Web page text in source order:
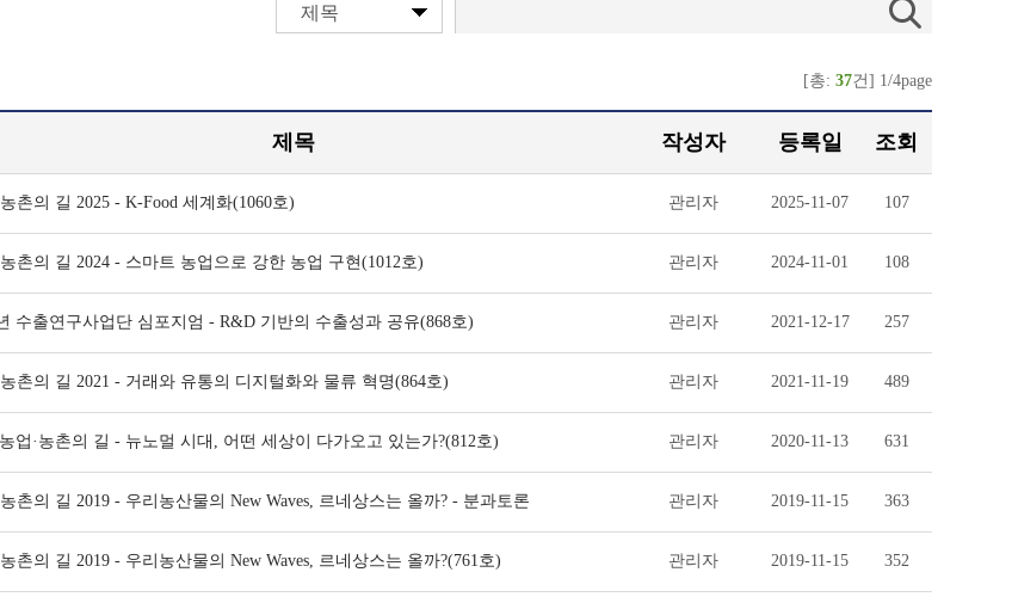
제목
[총: 37건] 1/4page
제목 작성자 등록일 조회
촌의 길 2025 - K-Food 세계화(1060호) 관리자 2025-11-07 107
농촌의 길 2024 - 스마트 농업으로 강한 농업 구현(1012호) 관리자 2024-11-01 108
수출연구사업단 심포지엄 - R&D 기반의 수출성과 공유(868호) 관리자 2021-12-17 257
농촌의 길 2021 - 거래와 유통의 디지털화와 물류 혁명(864호) 관리자 2021-11-19 489
업·농촌의 길 - 뉴노멀 시대, 어떤 세상이 다가오고 있는가?(812호) 관리자 2020-11-13 631
촌의 길 2019 - 우리농산물의 New Waves, 르네상스는 올까? - 분과토론 관리자 2019-11-15 363
촌의 길 2019 - 우리농산물의 New Waves, 르네상스는 올까?(761호) 관리자 2019-11-15 352